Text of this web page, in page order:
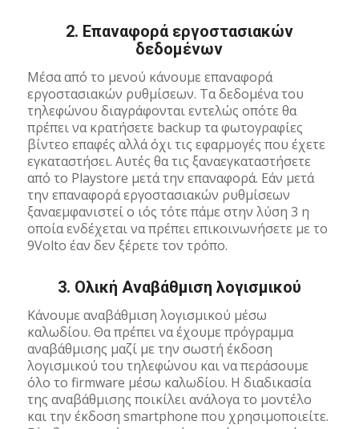
2. Επαναφορά εργοστασιακών
δεδομένων
Μέσα από το μενού κάνουμε επαναφορά
εργοστασιακών ρυθμίσεων. Τα δεδομένα του
τηλεφώνου διαγράφονται εντελώς οπότε θα
πρέπει να κρατήσετε backup τα φωτογραφίες
βίντεο επαφές αλλά όχι τις εφαρμογές που έχετε
εγκαταστήσει. Αυτές θα τις ξαναεγκαταστήσετε
από το Playstore μετά την επαναφορά. Εάν μετά
την επαναφορά εργοστασιακών ρυθμίσεων
ξαναεμφανιστεί ο ιός τότε πάμε στην λύση 3 η
οποία ενδέχεται να πρέπει επικοινωνήσετε με το
9Volto έαν δεν ξέρετε τον τρόπο.
3. Ολική Αναβάθμιση λογισμικού
Κάνουμε αναβάθμιση λογισμικού μέσω
καλωδίου. Θα πρέπει να έχουμε πρόγραμμα
αναβάθμισης μαζί με την σωστή έκδοση
λογισμικού του τηλεφώνου και να περάσουμε
όλο το firmware μέσω καλωδίου. Η διαδικασία
της αναβάθμισης ποικίλει ανάλογα το μοντέλο
και την έκδοση smartphone που χρησιμοποιείτε.